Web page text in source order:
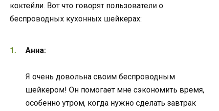
коктейли. Вот что говорят пользователи о
беспроводных кухонных шейкерах:
Анна:
Я очень довольна своим беспроводным
шейкером! Он помогает мне сэкономить время,
особенно утром, когда нужно сделать завтрак